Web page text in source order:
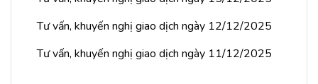
Tư vấn, khuyến nghị giao dịch ngày 12/12/2025
Tư vấn, khuyến nghị giao dịch ngày 11/12/2025